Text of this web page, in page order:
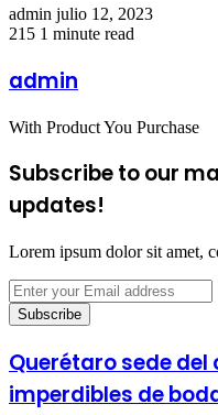
admin Send
an
julio 12, 2023
215 1 minute read
admin
With Product You Purchase
Subscribe to our
updates!
Lorem ipsum dolor sit amet,
Enter
your
Email
Querétaro sede del
imperdibles de